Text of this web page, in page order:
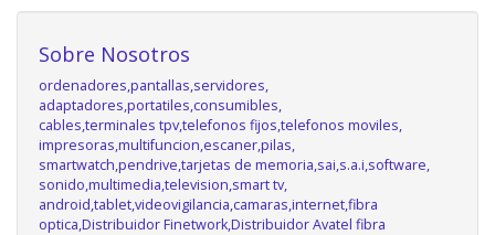
Sobre Nosotros
ordenadores,pantallas,servidores,
adaptadores,portatiles,consumibles,
cables,terminales tpv,telefonos fijos,telefonos moviles,
impresoras,multifuncion,escaner,pilas,
smartwatch,pendrive,tarjetas de memoria,sai,s.a.i,software,
sonido,multimedia,television,smart tv,
android,tablet,videovigilancia,camaras,internet,fibra
optica,Distribuidor Finetwork,Distribuidor Avatel fibra